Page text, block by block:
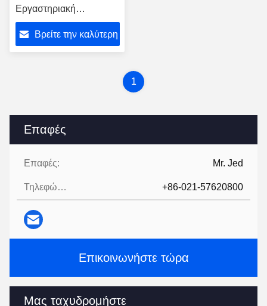
Επαφές
Επαφές: Mr. Jed
Τηλεφώνημα: +86-021-57620800
Επικοινωνήστε τώρα
Μας ταχυδρομήστε
Εργαστηριακή
μικροπιπέτα
Μονόκαναλος
πιπέτορας
Βρείτε την καλύτερη
1